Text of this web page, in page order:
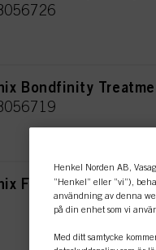
Bondfinity
Fortify Bondfinity
Henkel Norden AB,
”Henkel” eller ”vi”),
användning av denna
på din enhet som vi
Med ditt samtycke